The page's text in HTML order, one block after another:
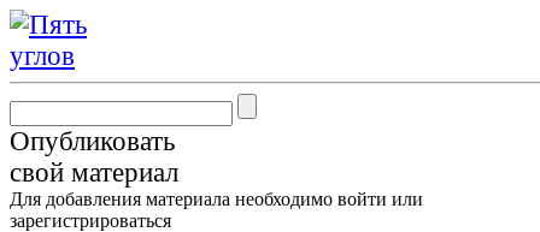
Опубликовать
свой материал
Для добавления материала необходимо войти или
зарегистрироваться